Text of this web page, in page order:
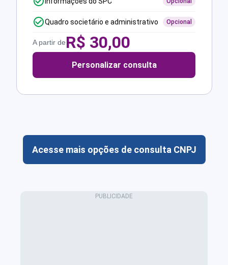
Quadro societário e administrativo Opcional
A partir deR$ 30,00
Personalizar consulta
Acesse mais opções de consulta CNPJ